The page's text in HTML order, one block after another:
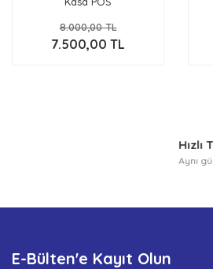
8.000,00 TL
7.500,00 TL
Hızlı Teslimat
Aynı gün kargoya
E-Bülten'e Kayıt Olun
Stant
Makineleri